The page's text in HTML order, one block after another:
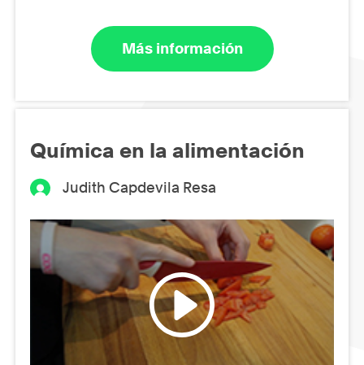
Más información
Química en la alimentación
Judith Capdevila Resa